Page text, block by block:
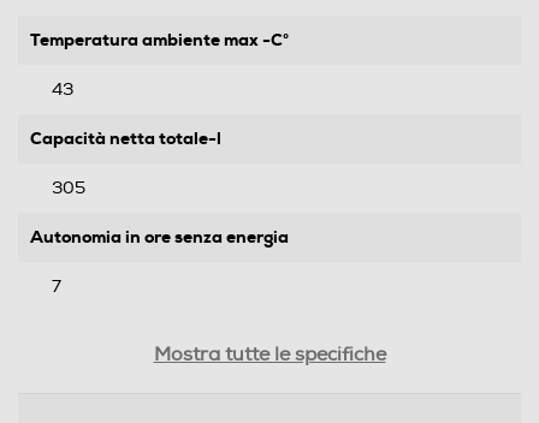
Temperatura ambiente max -C°
43
Capacità netta totale-l
305
Autonomia in ore senza energia
7
Mostra tutte le specifiche